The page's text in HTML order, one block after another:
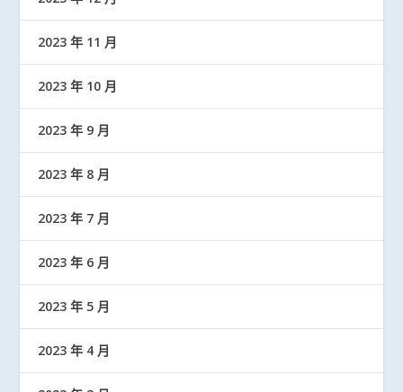
2023 年 11 月
2023 年 10 月
2023 年 9 月
2023 年 8 月
2023 年 7 月
2023 年 6 月
2023 年 5 月
2023 年 4 月